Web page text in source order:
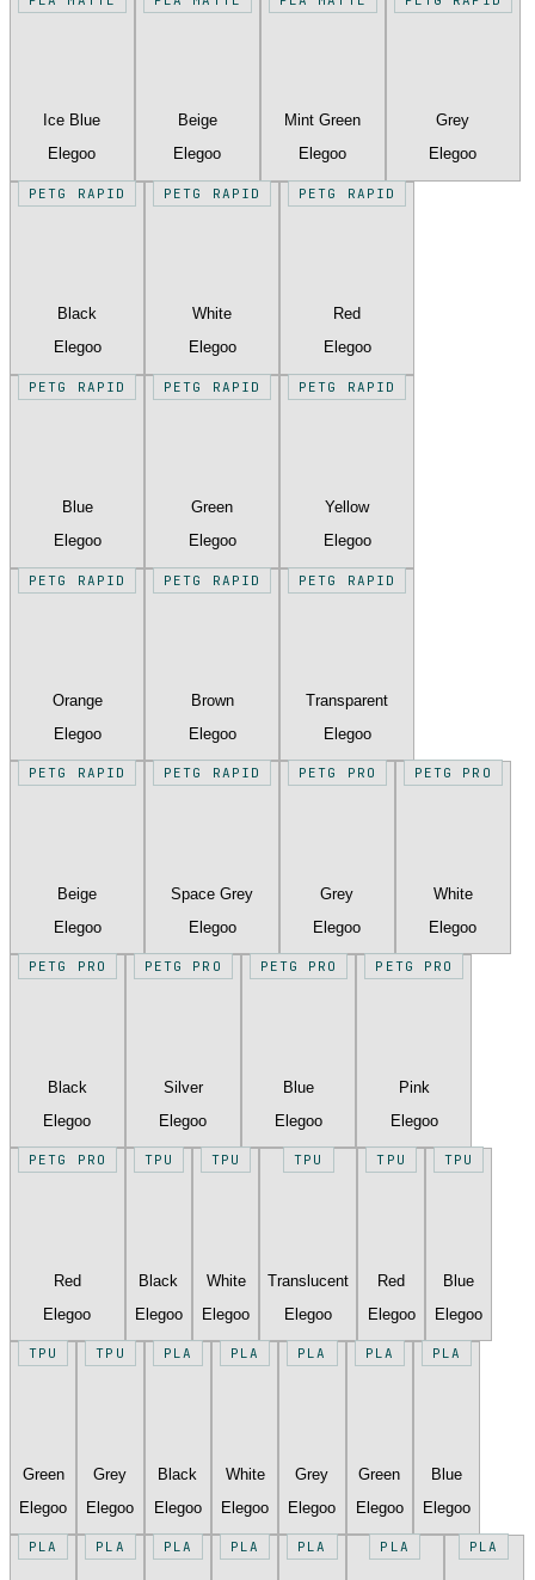
Ice Blue
Elegoo
Beige
Elegoo
Mint Green
Elegoo
Grey
Elegoo
PETG RAPID
Black
Elegoo
PETG RAPID
White
Elegoo
PETG RAPID
Red
Elegoo
PETG RAPID
Blue
Elegoo
PETG RAPID
Green
Elegoo
PETG RAPID
Yellow
Elegoo
PETG RAPID
Orange
Elegoo
PETG RAPID
Brown
Elegoo
PETG RAPID
Transparent
Elegoo
PETG RAPID
Beige
Elegoo
PETG RAPID
Space Grey
Elegoo
PETG PRO
Grey
Elegoo
PETG PRO
White
Elegoo
PETG PRO
Black
Elegoo
PETG PRO
Silver
Elegoo
PETG PRO
Blue
Elegoo
PETG PRO
Pink
Elegoo
PETG PRO
Red
Elegoo
TPU
Black
Elegoo
TPU
White
Elegoo
TPU
Translucent
Elegoo
TPU
Red
Elegoo
TPU
Blue
Elegoo
TPU
Green
Elegoo
TPU
Grey
Elegoo
PLA
Black
Elegoo
PLA
White
Elegoo
PLA
Grey
Elegoo
PLA
Green
Elegoo
PLA
Blue
Elegoo
PLA PLA PLA PLA PLA PLA PLA